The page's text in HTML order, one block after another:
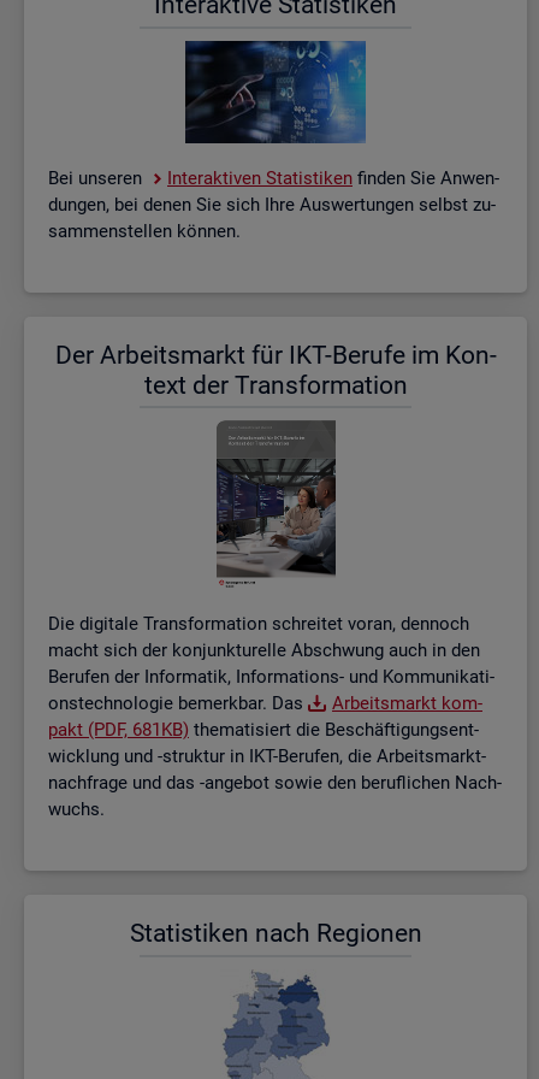
Bei un­se­ren In­ter­ak­ti­ven Sta­tis­ti­ken fin­den Sie An­wen­
dun­gen, bei denen Sie sich Ihre Aus­wer­tun­gen selbst zu­
sam­men­stel­len kön­nen.
Der Ar­beits­markt für IKT-Be­ru­fe im Kon­
text der Trans­for­ma­ti­on
Die di­gi­ta­le Trans­for­ma­ti­on schrei­tet voran, den­noch
macht sich der kon­junk­tu­rel­le Ab­schwung auch in den
Be­ru­fen der In­for­ma­tik, In­for­ma­ti­ons- und Kom­mu­ni­ka­ti­
ons­tech­no­lo­gie be­merk­bar. Das
Ar­beits­markt kom­
pakt (PDF, 681KB) the­ma­ti­siert die Be­schäf­ti­gungs­ent­
wick­lung und -struk­tur in IKT-Be­ru­fen, die Ar­beits­markt­
nach­fra­ge und das -an­ge­bot sowie den be­ruf­li­chen Nach­
wuchs.
Sta­tis­ti­ken nach Re­gio­nen